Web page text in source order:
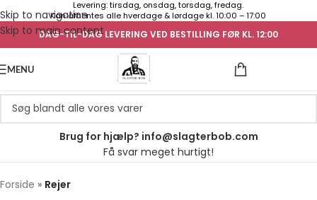
Skip to navigation
Skip to main content
Levering: tirsdag, onsdag, torsdag, fredag.
Kan afhentes alle hverdage & lørdage kl. 10:00 – 17:00
DAG-TIL-DAG LEVERING VED BESTILLING FØR KL. 12:00
MENU
Brug for hjælp? info@slagterbob.com
Få svar meget hurtigt!
Forside » Rejer